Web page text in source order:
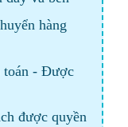
hàng
toán - Được
được quyền